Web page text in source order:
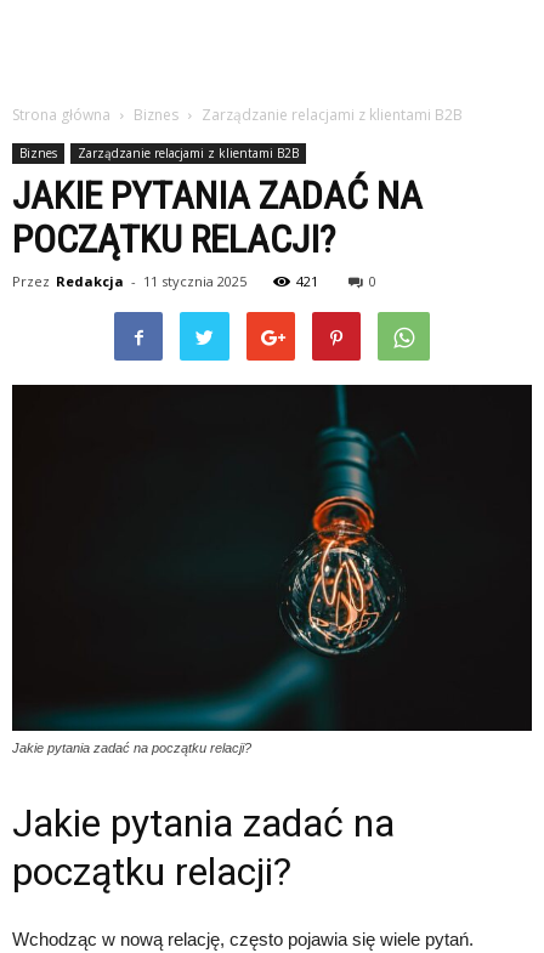
Strona główna Biznes Zarządzanie relacjami z klientami B2B
Biznes Zarządzanie relacjami z klientami B2B
JAKIE PYTANIA ZADAĆ NA
POCZĄTKU RELACJI?
Przez Redakcja - 11 stycznia 2025 421 0
Jakie pytania zadać na początku relacji?
Jakie pytania zadać na
początku relacji?
Wchodząc w nową relację, często pojawia się wiele pytań.